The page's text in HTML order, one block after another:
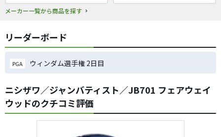
メーカー一覧から商品を探す
リーダーボード
PGA ウィンダム選手権 2日目
ニシザワ／ジャンバティスト／JB701 フェアウェイ
ウッドのクチコミ評価